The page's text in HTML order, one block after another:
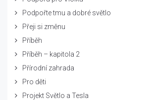
Podpořte tmu a dobré světlo
Přeji si změnu
Příběh
Příběh – kapitola 2
Přírodní zahrada
Pro děti
Projekt Světlo a Tesla